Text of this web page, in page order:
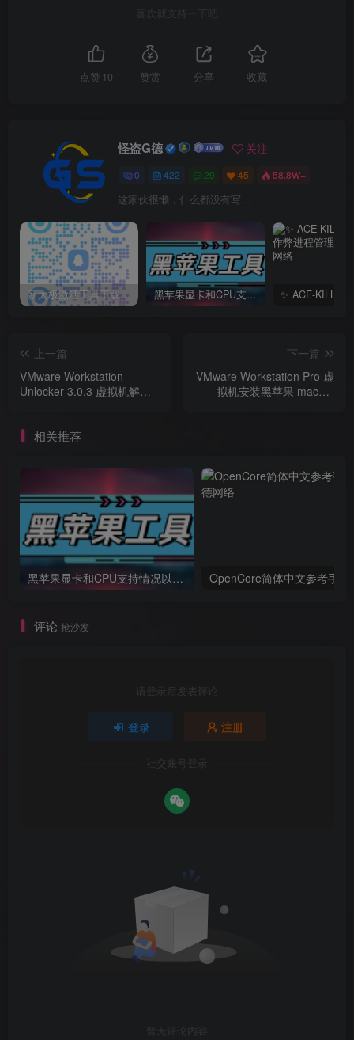
喜欢就支持一下吧
点赞 10 赞赏 分享 收藏
怪盗G德 关注
0 422 29 45 58.8W+
这家伙很懒，什么都没有写...
新太极激活工具下载/教程/充值/开户(QQ交流群号749113977) 黑苹果显卡和CPU支持情况以及购买硬件防踩坑指南
上一篇
VMware Workstation
Unlocker 3.0.3 虚拟机解锁
下一篇
VMware Workstation Pro 虚
拟机安装黑苹果 macOS
相关推荐
黑苹果显卡和CPU支持情况以及购买硬件防踩坑指南 OpenCore简体中文参考手册
评论 抢沙发
请登录后发表评论
登录 注册
社交账号登录
暂无评论内容